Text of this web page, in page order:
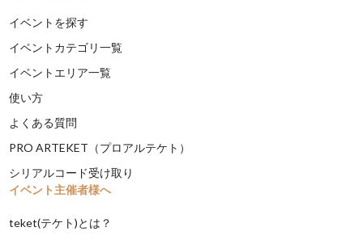
イベントを探す
イベントカテゴリ一覧
イベントエリア一覧
使い方
よくある質問
PRO ARTEKET（プロアルテケト）
シリアルコード受け取り
イベント主催者様へ
teket(テケト)とは？